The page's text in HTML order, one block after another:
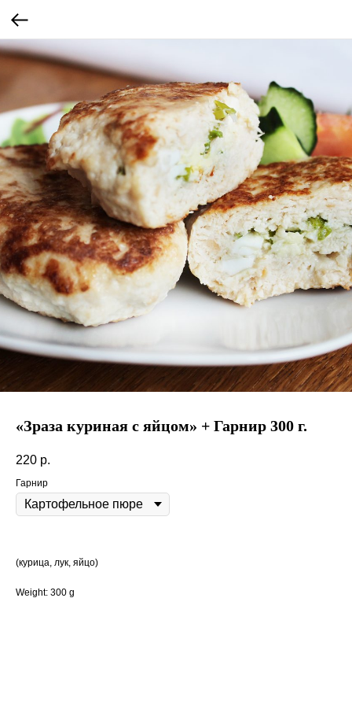
«Зраза куриная с яйцом» + Гарнир 300 г.
220 р.
Гарнир
(курица, лук, яйцо)
Weight: 300 g